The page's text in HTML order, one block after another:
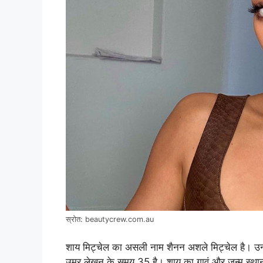
स्रोत: beautycrew.com.au
शाय मिट्चेल का असली नाम शैनन अशले मिट्चेल है।